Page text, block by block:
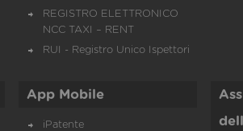
REGISTRO ELETTRONICO
NCC TAXI – RENT
RUI - Registro Unico Ispettori
App Mobile
iPatente